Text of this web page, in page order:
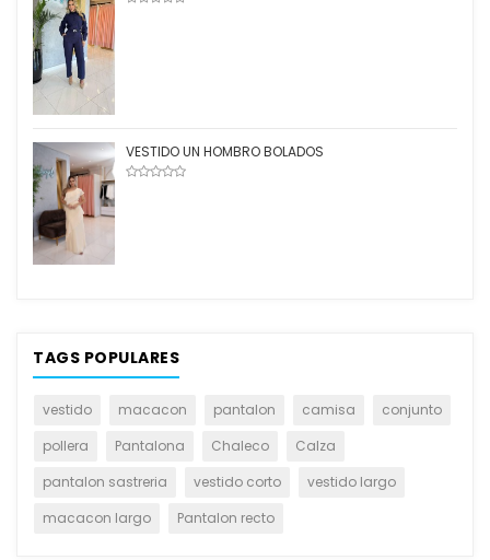
VESTIDO UN HOMBRO BOLADOS
TAGS POPULARES
vestido macacon pantalon camisa
conjunto
pollera
Pantalona Chaleco
Calza
pantalon sastreria
vestido corto
vestido largo
macacon largo
Pantalon recto